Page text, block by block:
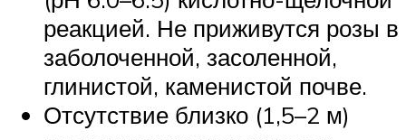
реакцией. Не приживутся розы в
заболоченной, засоленной,
глинистой, каменистой почве.
Отсутствие близко (1,5–2 м)